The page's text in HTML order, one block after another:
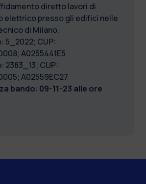
diretto lavori di
elettrico presso gli edifici nelle
di Milano.
5_2022; CUP:
A0255441E5
2383_13; CUP:
A02559EC27
bando: 09-11-23 alle ore